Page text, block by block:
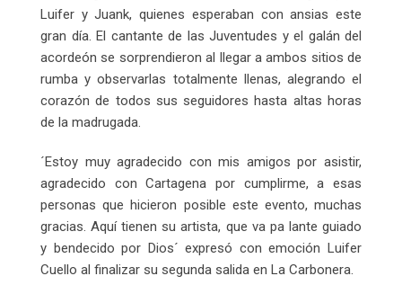
Luifer y Juank, quienes esperaban con ansias este
gran día. El cantante de las Juventudes y el galán del
acordeón se sorprendieron al llegar a ambos sitios de
rumba y observarlas totalmente llenas, alegrando el
corazón de todos sus seguidores hasta altas horas
de la madrugada.
´Estoy muy agradecido con mis amigos por asistir,
agradecido con Cartagena por cumplirme, a esas
personas que hicieron posible este evento, muchas
gracias. Aquí tienen su artista, que va pa lante guiado
y bendecido por Dios´ expresó con emoción Luifer
Cuello al finalizar su segunda salida en La Carbonera.